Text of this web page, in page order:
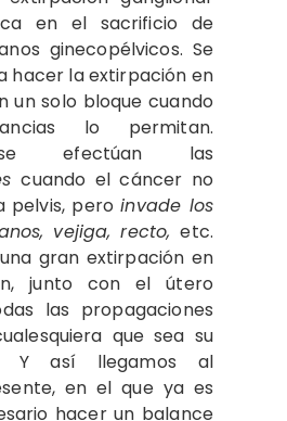
en el sacrificio de
ginecopélvicos. Se
hacer la extirpación en
un solo bloque cuando
lo permitan.
efectúan las
cuando el cáncer no
pelvis, peroinvade los
vejiga, recto,etc.
gran extirpación en
junto con el útero
las propagaciones
que sea su
Y así llegamos al
en el que ya es
hacer un balance